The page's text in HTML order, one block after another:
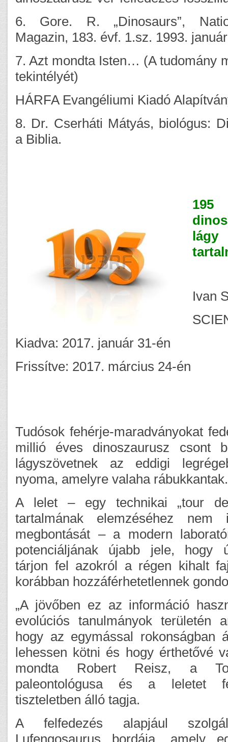
6. Gore. R. „Dinosaurs”,
Magazin, 183. évf. 1.sz. 1993.
7. Azt mondta Isten… (A tudomány
tekintélyét)
HÁRFA Evangéliumi Kiadó
8. Dr. Cserháti Mátyás, biológus:
a Biblia.
lágy
Ivan
Kiadva: 2017. január 31-én
Frissítve: 2017. március 24-én
Tudósok fehérje-maradványokat
millió éves dinoszaurusz csont
lágyszövetnek az eddigi
nyoma, amelyre valaha rábukkantak.
A lelet – egy technikai „tour
tartalmának elemzéséhez
megbontását – a modern
potenciáljának újabb jele, hogy
tárjon fel azokról a régen kihalt
korábban hozzáférhetetlennek
„A jövőben ez az információ
evolúciós tanulmányok területén
hogy az egymással rokonságban
lehessen kötni és hogy érthetővé
mondta Robert Reisz, a
paleontológusa és a leletet
tiszteletben álló tagja.
A felfedezés alapjául
Lufengosaurus bordája, amely